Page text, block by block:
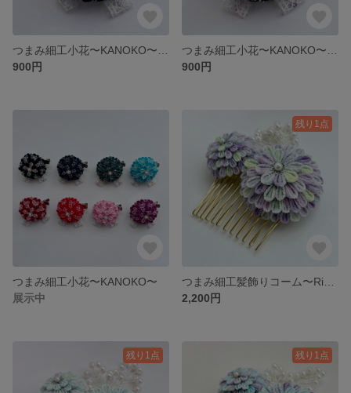
900円
900円
つまみ細工小花〜KANOKO〜
展示中
残り1点
2,200円
残り1点 残り1点